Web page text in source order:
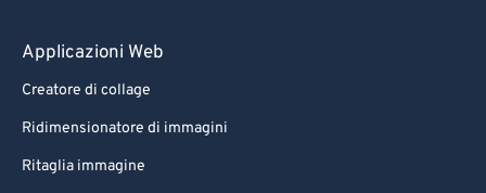
Applicazioni Web
Creatore di collage
Ridimensionatore di immagini
Ritaglia immagine